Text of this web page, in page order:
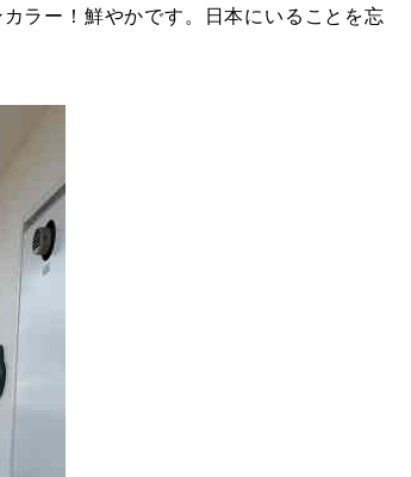
ラー！鮮やかです。日本にいることを忘